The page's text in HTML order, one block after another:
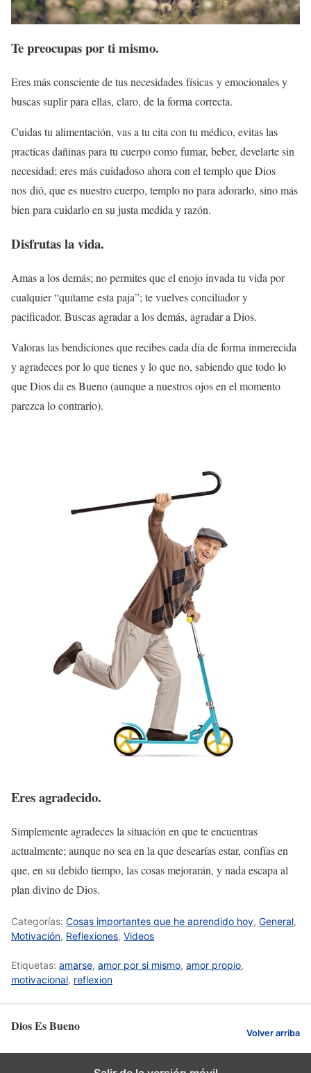
Te preocupas por ti mismo.
Eres más consciente de tus necesidades físicas y emocionales y
buscas suplir para ellas, claro, de la forma correcta.
Cuidas tu alimentación, vas a tu cita con tu médico, evitas las
practicas dañinas para tu cuerpo como fumar, beber, develarte sin
necesidad; eres más cuidadoso ahora con el templo que Dios
nos dió, que es nuestro cuerpo, templo no para adorarlo, sino más
bien para cuidarlo en su justa medida y razón.
Disfrutas la vida.
Amas a los demás; no permites que el enojo invada tu vida por
cualquier “quítame esta paja”; te vuelves conciliador y
pacificador. Buscas agradar a los demás, agradar a Dios.
Valoras las bendiciones que recibes cada día de forma inmerecida
y agradeces por lo que tienes y lo que no, sabiendo que todo lo
que Dios da es Bueno (aunque a nuestros ojos en el momento
parezca lo contrario).
Eres agradecido.
Simplemente agradeces la situación en que te encuentras
actualmente; aunque no sea en la que desearías estar, confías en
que, en su debido tiempo, las cosas mejorarán, y nada escapa al
plan divino de Dios.
Categorías: Cosas importantes que he aprendido hoy, General,
Motivación, Reflexiones, Videos
Etiquetas: amarse, amor por si mismo, amor propio,
motivacional, reflexion
Dios Es Bueno Volver arriba